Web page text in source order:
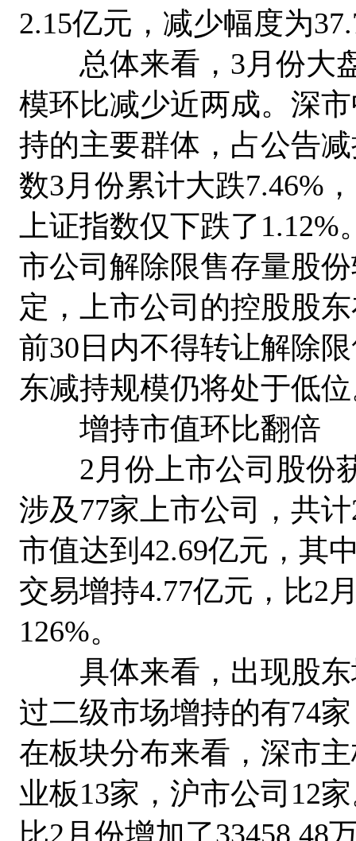
2.15亿元，减少幅度为
总体来看，3月份大盘
模环比减少近两成。深
持的主要群体，占公告
数3月份累计大跌7.46%
上证指数仅下跌了
市公司解除限售存量股
定，上市公司的控股股
前30日内不得转让解除
东减持规模仍将处于低
增持市值环比翻倍
2月份上市公司股份获
涉及77家上市公司，共
市值达到42.69亿元，其
交易增持4.77亿元，比2
126%。
具体来看，出现股东
过二级市场增持的有74
在板块分布来看，深市
业板13家，沪市公司12
比2月份增加了33458.48